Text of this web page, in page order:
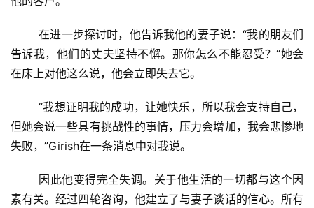
互
联
娱
乐
	在进一步探讨时，他告诉我他的妻子说：“我的朋友们
告诉我，他们的丈夫坚持不懈。那你怎么不能忍受？“她会
在床上对他这么说，他会立即失去它。
	“我想证明我的成功，让她快乐，所以我会支持自己，
但她会说一些具有挑战性的事情，压力会增加，我会悲惨地
失败，”Girish在一条消息中对我说。
素有关。经过四轮咨询，他建立了与妻子谈话的信心。所有